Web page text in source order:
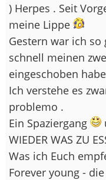
) Herpes . Seit
meine Lippe
Gestern war ich
schnell meinen
eingeschoben
Ich verstehe es
problemo .
Ein Spaziergang
WIEDER WAS ZU
Was ich Euch
Forever young -